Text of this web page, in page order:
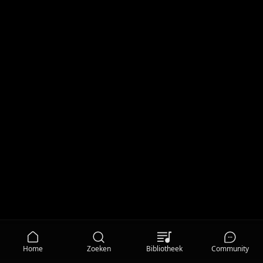
Home Zoeken Bibliotheek Community